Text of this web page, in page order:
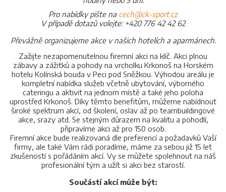
Pro nabídky pište na cech@ck-sport.cz
V případě dotazů volejte: +420 776 42 42 62
Převážně organizujeme akce v našich hotelích a aparmánech.
Zažijte nezapomenutelnou firemní akci na klíč. Akci plnou
zábavy a zážitků a pohody na vrcholku Krkonoš na Horském
hotelu Kolínská bouda v Peci pod Sněžkou. Výhodou areálu je
kompletní nabídka služeb včetně ubytování, výborného
cateringu a aktivit na jednom místě a také jeho poloha
uprostřed Krkonoš. Díky těmto benefitům, můžeme nabídnout
široké spektrum akcí, od školení, oslav až po teambuildingové
akce, srazy atd. Se stejným důrazem na kvalitu a pohodlí,
připravíme akci až pro 150 osob.
Firemní akce bude realizovaná dle preferencí a požadavků Vaší
firmy, ale také Vám rádi poradíme, máme za sebou již 15 let
zkušeností s pořádáním akcí. Vy se můžete spolehnout na náš
profesionální tým a užít si akci bez starostí.
Součástí akcí může být: